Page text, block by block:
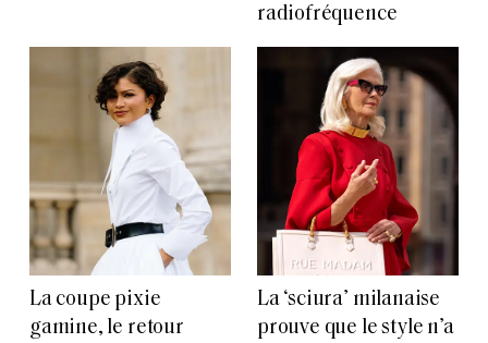
radiofréquence
La coupe pixie
gamine, le retour
La ‘sciura’ milanaise
prouve que le style n’a